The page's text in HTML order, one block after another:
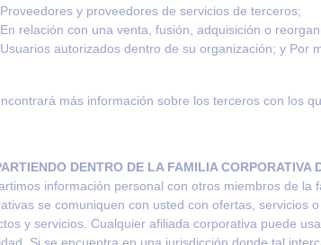
Proveedores y proveedores de servicios de terceros;
En relación con una venta, fusión, adquisición o
Usuarios autorizados dentro de su organización; y Por
más información sobre los terceros con los
DENTRO DE LA FAMILIA CORPORATIVA
información personal con otros miembros de la
se comuniquen con usted con ofertas, servicios
y servicios. Cualquier afiliada corporativa puede